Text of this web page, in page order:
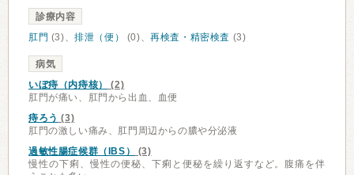
診療内容
肛門 (3)、排泄（便） (0)、再検査・精密検査 (3)
病気
いぼ痔（内痔核）
(2)
肛門が痛い、肛門から出血、血便
痔ろう (3)
肛門の激しい痛み、肛門周辺からの膿や分泌液
過敏性腸症候群（IBS）
(3)
慢性の下痢、慢性の便秘、下痢と便秘を繰り返すなど。腹痛を伴